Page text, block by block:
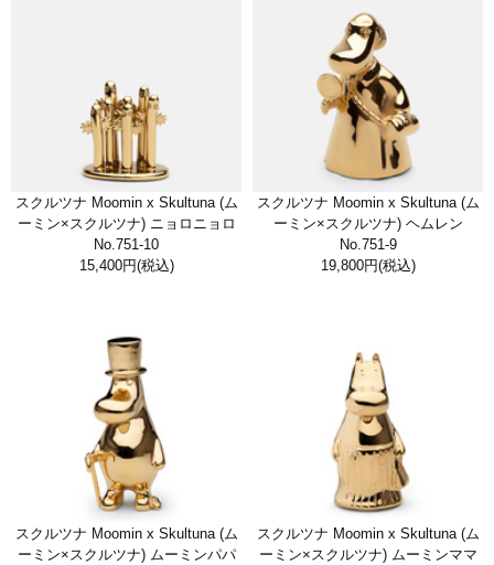
スクルツナ Moomin x Skultuna (ム
ーミン×スクルツナ) ニョロニョロ
No.751-10
15,400円(税込)
スクルツナ Moomin x Skultuna (ム
ーミン×スクルツナ) ヘムレン
No.751-9
19,800円(税込)
スクルツナ Moomin x Skultuna (ム
ーミン×スクルツナ) ムーミンパパ
スクルツナ Moomin x Skultuna (ム
ーミン×スクルツナ) ムーミンママ